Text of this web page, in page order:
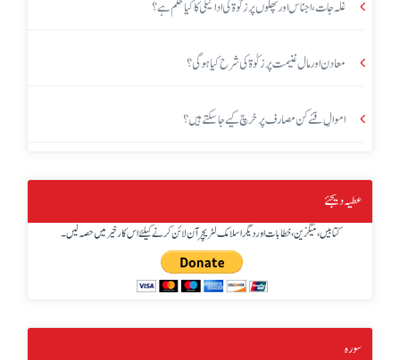
غلہ جات، اجناس اور پھلوں پر زکوٰۃ کی ادائیگی کا کیا حکم ہے؟
معادن اور مال غنیمت پر زکوٰۃ کی شرح کیا ہوگی؟
اموالِ فئے کن مصارف پر خرچ کیے جاسکتے ہیں؟
عطیہ دیجئے
کتابیں، میگزین، خطابات اور دیگر اسلامک لٹریچر آن لائن کرنے کیلئے اس کار خیر میں حصہ لیں۔
سورہ